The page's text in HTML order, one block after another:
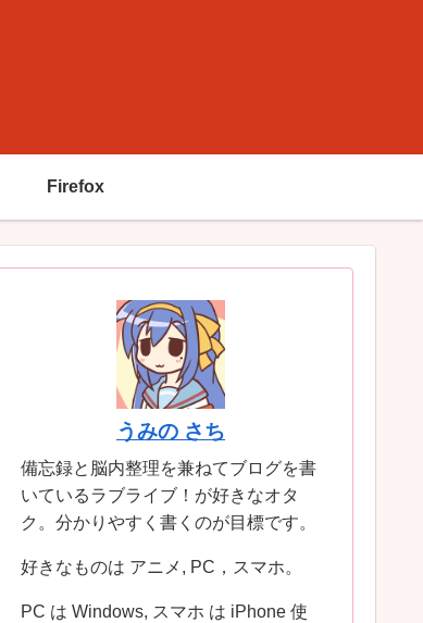
Firefox
うみの さち
備忘録と脳内整理を兼ねてブログを書
いているラブライブ！が好きなオタ
ク。分かりやすく書くのが目標です。
好きなものは アニメ, PC，スマホ。
PC は Windows, スマホ は iPhone 使